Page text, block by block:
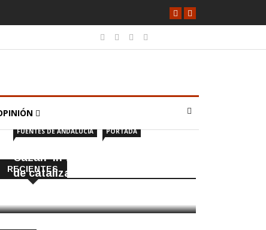
RECIENTES
FUENTES DE ANDALUCÍA PORTADA
Cazan ‘in fraganti’ a ladrones
de catalizadores